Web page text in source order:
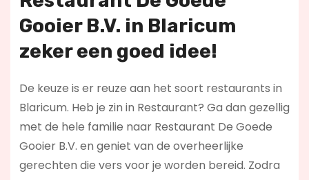
Gooier B.V. in Blaricum
zeker een goed idee!
De keuze is er reuze aan het soort restaurants in
Blaricum. Heb je zin in Restaurant? Ga dan gezellig
met de hele familie naar Restaurant De Goede
Gooier B.V. en geniet van de overheerlijke
gerechten die vers voor je worden bereid. Zodra